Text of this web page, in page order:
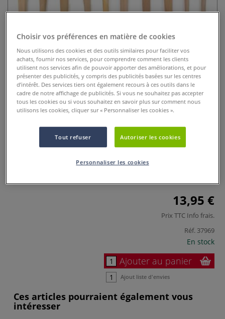
Lot de 10 ébauchoirs en bois
Royal Langnickel
Set de 10 outils de modelage en bois Royal & Langnickel®
pour argile et pâtes à modeler. Parfaits pour sculpter,
13,95 €
Prix TTC Info frais.
Réf. 37969
En stock
Ajouter au panier
Ajout liste d'envies
Ces articles pourraient également vous
intéresser
Choisir vos préférences en matière de cookies
Nous utilisons des cookies et des outils similaires pour faciliter vos
achats, fournir nos services, pour comprendre comment les clients
utilisent nos services afin de pouvoir apporter des améliorations, et pour
présenter des publicités, y compris des publicités basées sur les centres
d’intérêt. Des services tiers ont également recours à ces outils dans le
cadre de notre affichage de publicités. Si vous ne souhaitez pas accepter
tous les cookies ou si vous souhaitez en savoir plus sur comment nous
utilisons les cookies, cliquer sur « Personnaliser les cookies ».
Tout refuser Autoriser les cookies
Personnaliser les cookies